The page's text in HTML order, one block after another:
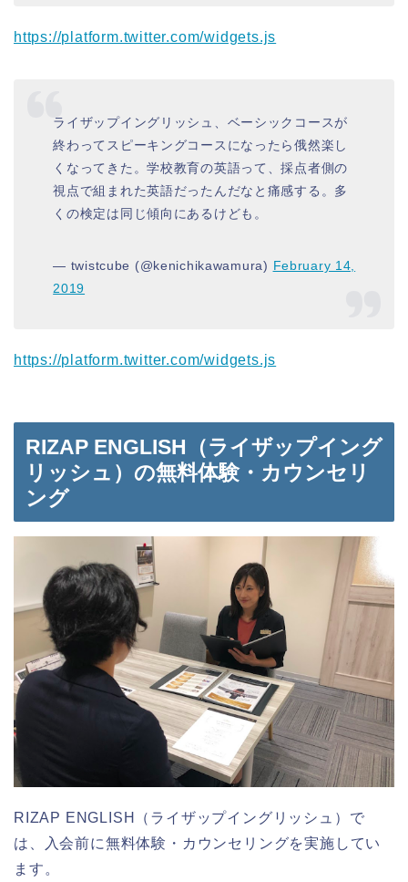
https://platform.twitter.com/widgets.js
ライザップイングリッシュ、ベーシックコースが
終わってスピーキングコースになったら俄然楽し
くなってきた。学校教育の英語って、採点者側の
視点で組まれた英語だったんだなと痛感する。多
くの検定は同じ傾向にあるけども。
— twistcube (@kenichikawamura) February 14,
2019
https://platform.twitter.com/widgets.js
RIZAP ENGLISH（ライザップイング
リッシュ）の無料体験・カウンセリ
ング
RIZAP ENGLISH（ライザップイングリッシュ）で
は、入会前に無料体験・カウンセリングを実施してい
ます。